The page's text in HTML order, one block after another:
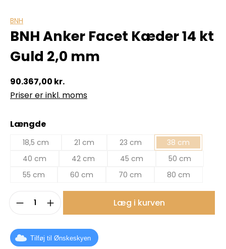
BNH
BNH Anker Facet Kæder 14 kt
Guld 2,0 mm
90.367,00 kr.
Priser er inkl. moms
Vælg
Længde
18,5 cm 21 cm 23 cm
38 cm
40 cm
42 cm 45 cm
50 cm
55 cm
60 cm 70 cm 80 cm
Produktmængde: Indtast det
Læg i kurven
Tilføj til Ønskeskyen